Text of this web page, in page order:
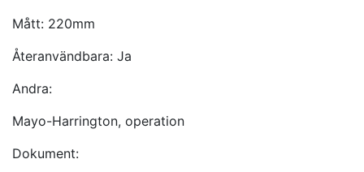
Mått: 220mm
Återanvändbara: Ja
Andra:
Mayo-Harrington, operation
Dokument: